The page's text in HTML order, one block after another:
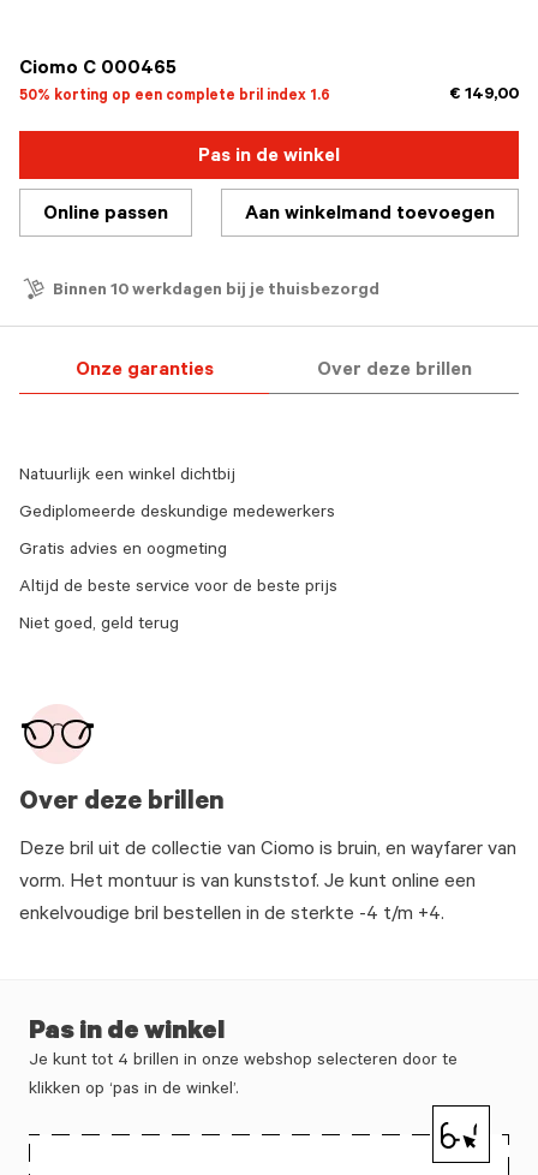
Ciomo C 000465
50% korting op een complete bril index 1.6 € 149,00
Pas in de winkel
Online passen Aan winkelmand toevoegen
Binnen 10 werkdagen bij je thuisbezorgd
Onze garanties Over deze brillen
Over deze brillen
Deze bril uit de collectie van Ciomo is bruin, en wayfarer van
vorm. Het montuur is van kunststof. Je kunt online een
enkelvoudige bril bestellen in de sterkte -4 t/m +4.
Natuurlijk een winkel dichtbij
Gediplomeerde deskundige medewerkers
Gratis advies en oogmeting
Altijd de beste service voor de beste prijs
Niet goed, geld terug
Pas in de winkel
Je kunt tot 4 brillen in onze webshop selecteren door te
klikken op ‘pas in de winkel’.